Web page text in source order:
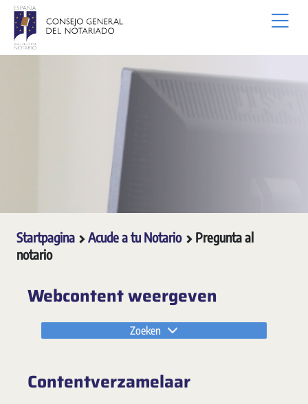
Overslaan en naar hoofdinhoud gaan
Startpagina Acude a tu Notario
Pregunta al
notario
Webcontent weergeven
Zoeken
Contentverzamelaar